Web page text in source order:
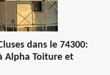
dans le 74300:
Alpha Toiture et